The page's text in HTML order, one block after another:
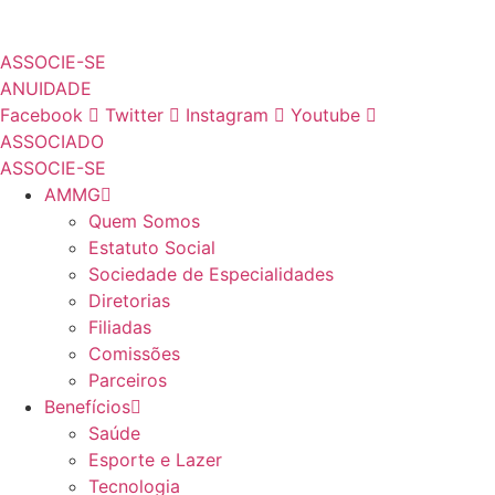
o
conteúdo
ASSOCIE-SE
ANUIDADE
Facebook
Twitter Instagram
Youtube
ASSOCIADO
ASSOCIE-SE
AMMG
Quem Somos
Estatuto Social
Sociedade de Especialidades
Diretorias
Filiadas
Comissões
Parceiros
Benefícios
Saúde
Esporte e Lazer
Tecnologia